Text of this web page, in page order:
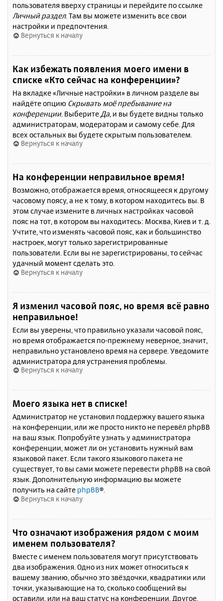
пользователя вверху страницы и перейдите по ссылке
Личный раздел. Там вы можете изменить все свои
настройки и предпочтения.
Вернуться к началу
Как избежать появления моего имени в
списке «Кто сейчас на конференции»?
На вкладке «Личные настройки» в личном разделе вы
найдёте опцию Скрывать моё пребывание на
конференции. Выберите Да, и вы будете видны только
администраторам, модераторам и самому себе. Для
всех остальных вы будете скрытым пользователем.
Вернуться к началу
На конференции неправильное время!
Возможно, отображается время, относящееся к другому
часовому поясу, а не к тому, в котором находитесь вы. В
этом случае измените в личных настройках часовой
пояс на тот, в котором вы находитесь: Москва, Киев и т. д.
Учтите, что изменять часовой пояс, как и большинство
настроек, могут только зарегистрированные
пользователи. Если вы не зарегистрированы, то сейчас
удачный момент сделать это.
Вернуться к началу
Я изменил часовой пояс, но время всё равно
неправильное!
Если вы уверены, что правильно указали часовой пояс,
но время отображается по-прежнему неверное, значит,
неправильно установлено время на сервере. Уведомите
администратора для устранения проблемы.
Вернуться к началу
Моего языка нет в списке!
Администратор не установил поддержку вашего языка
на конференции, или же просто никто не перевёл phpBB
на ваш язык. Попробуйте узнать у администратора
конференции, может ли он установить нужный вам
языковой пакет. Если такого языкового пакета не
существует, то вы сами можете перевести phpBB на свой
язык. Дополнительную информацию вы можете
получить на сайте phpBB®.
Вернуться к началу
Что означают изображения рядом с моим
именем пользователя?
Вместе с именем пользователя могут присутствовать
два изображения. Одно из них может относиться к
вашему званию, обычно это звёздочки, квадратики или
точки, указывающие на то, сколько сообщений вы
оставили, или на ваш статус на конференции. Другое,